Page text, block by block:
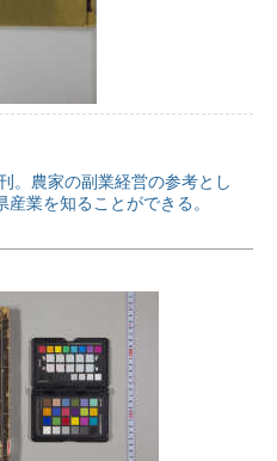
。農家の副業経営の参考とし
業を知ることができる。